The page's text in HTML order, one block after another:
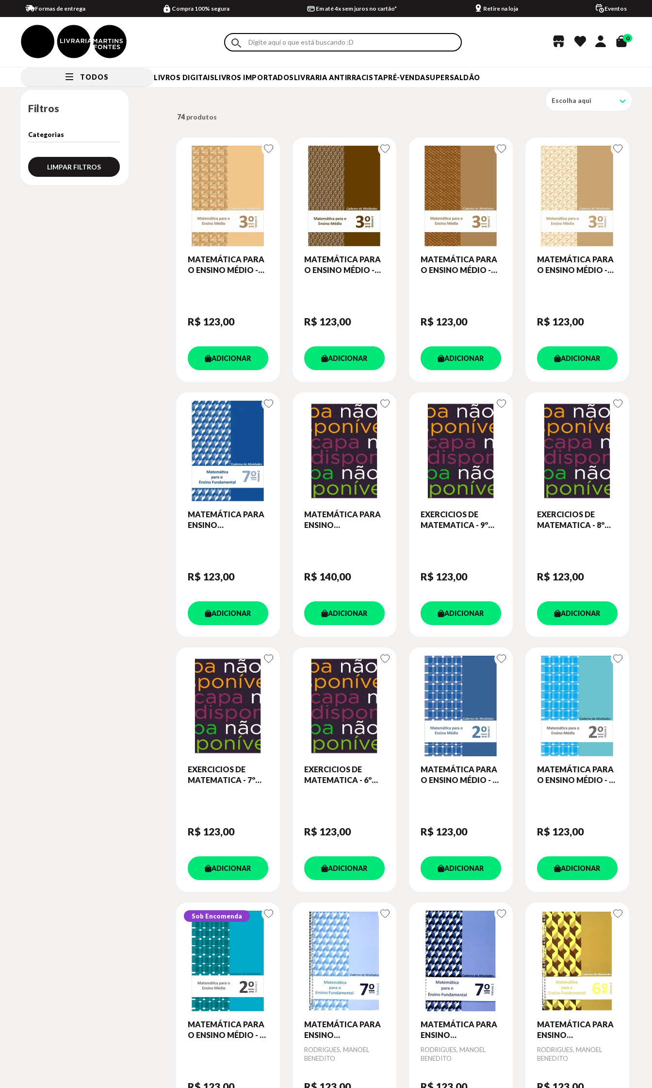
Formas de entrega Compra 100% segura Em até 4x sem juros no cartão* Retire na loja Eventos
0
TODOS LIVROS DIGITAISLIVROS IMPORTADOSLIVRARIA ANTIRRACISTAPRÉ-VENDASUPERSALDÃO
Filtros
LIMPAR FILTROS
Escolha aqui
74
MATEMÁTICA PARA
O ENSINO MÉDIO -
R$ 123,00
ADICIONAR
MATEMÁTICA PARA
O ENSINO MÉDIO -
R$ 123,00
ADICIONAR
MATEMÁTICA PARA
O ENSINO MÉDIO -
R$ 123,00
ADICIONAR
MATEMÁTICA PARA
O ENSINO MÉDIO -
R$ 123,00
ADICIONAR
MATEMÁTICA PARA
ENSINO
R$ 123,00
ADICIONAR
MATEMÁTICA PARA
ENSINO
R$ 140,00
ADICIONAR
EXERCICIOS DE
MATEMATICA - 9º
R$ 123,00
ADICIONAR
EXERCICIOS DE
MATEMATICA - 8º
R$ 123,00
ADICIONAR
EXERCICIOS DE
MATEMATICA - 7º
R$ 123,00
ADICIONAR
EXERCICIOS DE
MATEMATICA - 6º
R$ 123,00
ADICIONAR
MATEMÁTICA PARA
O ENSINO MÉDIO - 2º
R$ 123,00
ADICIONAR
MATEMÁTICA PARA
O ENSINO MÉDIO - 2º
R$ 123,00
ADICIONAR
Sob Encomenda
MATEMÁTICA PARA
O ENSINO MÉDIO - 2º
MATEMÁTICA PARA
ENSINO
FUNDAMENTAL - 7º
ANO - CADERNO DE
Autor
RODRIGUES, MANOEL
BENEDITO
MATEMÁTICA PARA
ENSINO
FUNDAMENTAL - 7º
ANO - CADERNO DE
Autor
RODRIGUES, MANOEL
BENEDITO
MATEMÁTICA PARA
ENSINO
FUNDAMENTAL - 6º
ANO - CADERNO DE
Autor
RODRIGUES, MANOEL
BENEDITO